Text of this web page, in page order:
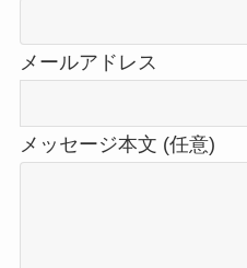
メールアドレス
メッセージ本文 (任意)